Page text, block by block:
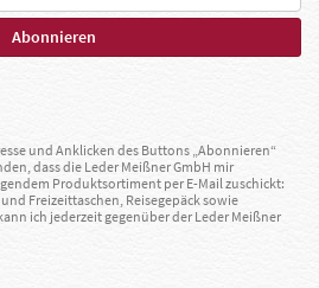
und Anklicken des Buttons „Abonnieren“
dass die Leder Meißner GmbH mir
Produktsortiment per E-Mail zuschickt:
Freizeittaschen, Reisegepäck sowie
ich jederzeit gegenüber der Leder Meißner